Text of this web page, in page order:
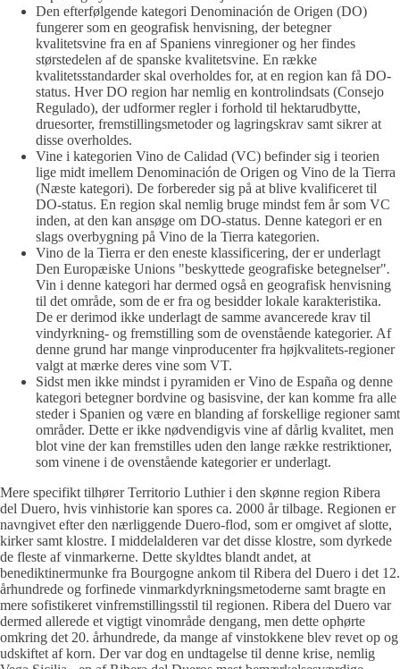
Den efterfølgende kategori Denominación de Origen (DO)
fungerer som en geografisk henvisning, der betegner
kvalitetsvine fra en af Spaniens vinregioner og her findes
størstedelen af de spanske kvalitetsvine. En række
kvalitetsstandarder skal overholdes for, at en region kan få DO-
status. Hver DO region har nemlig en kontrolindsats (Consejo
Regulado), der udformer regler i forhold til hektarudbytte,
druesorter, fremstillingsmetoder og lagringskrav samt sikrer at
disse overholdes.
Vine i kategorien Vino de Calidad (VC) befinder sig i teorien
lige midt imellem Denominación de Origen og Vino de la Tierra
(Næste kategori). De forbereder sig på at blive kvalificeret til
DO-status. En region skal nemlig bruge mindst fem år som VC
inden, at den kan ansøge om DO-status. Denne kategori er en
slags overbygning på Vino de la Tierra kategorien.
Vino de la Tierra er den eneste klassificering, der er underlagt
Den Europæiske Unions "beskyttede geografiske betegnelser".
Vin i denne kategori har dermed også en geografisk henvisning
til det område, som de er fra og besidder lokale karakteristika.
De er derimod ikke underlagt de samme avancerede krav til
vindyrkning- og fremstilling som de ovenstående kategorier. Af
denne grund har mange vinproducenter fra højkvalitets-regioner
valgt at mærke deres vine som VT.
Sidst men ikke mindst i pyramiden er Vino de España og denne
kategori betegner bordvine og basisvine, der kan komme fra alle
steder i Spanien og være en blanding af forskellige regioner samt
områder. Dette er ikke nødvendigvis vine af dårlig kvalitet, men
blot vine der kan fremstilles uden den lange række restriktioner,
som vinene i de ovenstående kategorier er underlagt.
Mere specifikt tilhører Territorio Luthier i den skønne region Ribera
del Duero, hvis vinhistorie kan spores ca. 2000 år tilbage. Regionen er
navngivet efter den nærliggende Duero-flod, som er omgivet af slotte,
kirker samt klostre. I middelalderen var det disse klostre, som dyrkede
de fleste af vinmarkerne. Dette skyldtes blandt andet, at
benediktinermunke fra Bourgogne ankom til Ribera del Duero i det 12.
århundrede og forfinede vinmarkdyrkningsmetoderne samt bragte en
mere sofistikeret vinfremstillingsstil til regionen. Ribera del Duero var
dermed allerede et vigtigt vinområde dengang, men dette ophørte
omkring det 20. århundrede, da mange af vinstokkene blev revet op og
udskiftet af korn. Der var dog en undtagelse til denne krise, nemlig